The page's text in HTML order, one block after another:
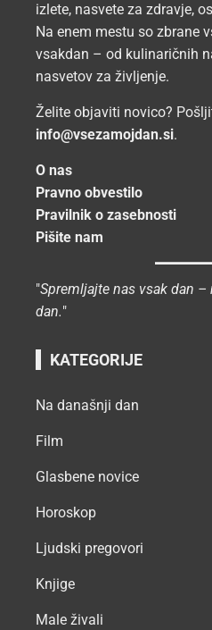
izlete, nasvete za zdravje,
Na enem mestu so zbrane
vsakdan – od kulinaričnih
nasvetov za življenje.
Želite objaviti novico?
info@vsezamojdan.si.
O nas
Pravno obvestilo
Pravilnik o zasebnosti
Pišite nam
"Spremljajte nas vsak dan –
dan."
KATEGORIJE
Na današnji dan
Film
Glasbene novice
Horoskop
Ljudski pregovori
Knjige
Male živali